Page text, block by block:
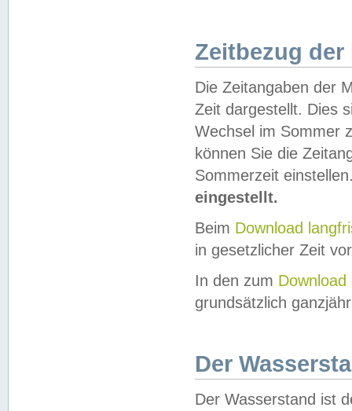
Zeitbezug der
Die Zeitangaben der
Zeit dargestellt. Dies
Wechsel im Sommer
können Sie die
Sommerzeit
eingestellt.
Beim Download
in gesetzlicher Zeit
In den zum Download
grundsätzlich
Der
Der Wasserstand ist